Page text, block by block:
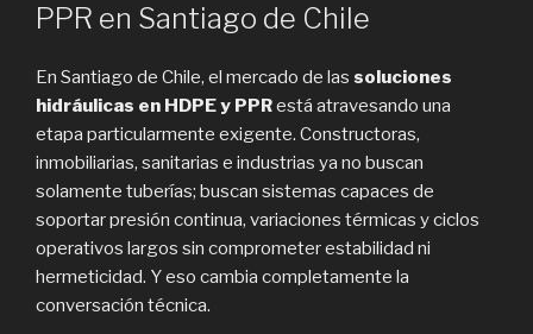
PPR en Santiago de Chile
En Santiago de Chile, el mercado de las soluciones
hidráulicas en HDPE y PPRestá atravesando una
etapa particularmente exigente. Constructoras,
inmobiliarias, sanitarias e industrias ya no buscan
solamente tuberías; buscan sistemas capaces de
soportar presión continua, variaciones térmicas y ciclos
operativos largos sin comprometer estabilidad ni
hermeticidad. Y eso cambia completamente la
conversación técnica.